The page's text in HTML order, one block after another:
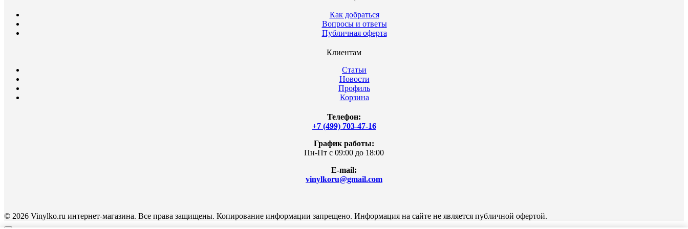
Как добраться
Вопросы и ответы
Публичная оферта
Клиентам
Статьи
Новости
Профиль
Корзина
Телефон:
+7 (499) 703-47-16
График работы:
Пн-Пт с 09:00 до 18:00
E-mail:
vinylkoru@gmail.com
© 2026 Vinylko.ru интернет-магазина. Все права защищены. Копирование информации запрещено. Информация на сайте не является публичной офертой.